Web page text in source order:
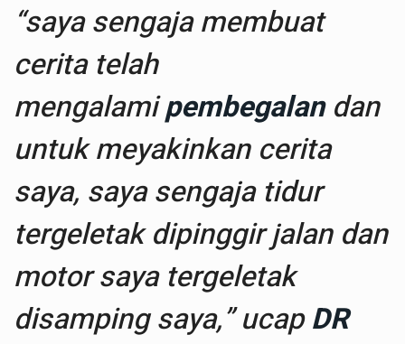
“saya sengaja membuat
cerita telah
mengalamipembegalandan
untuk meyakinkan cerita
saya, saya sengaja tidur
tergeletak dipinggir jalan dan
motor saya tergeletak
disamping saya,” ucapDR